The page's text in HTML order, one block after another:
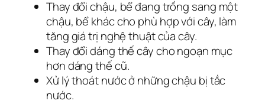
Thay đổi chậu, bể đang trồng sang một
chậu, bể khác cho phù hợp với cây, làm
tăng giá trị nghệ thuật của cây.
Thay đổi dáng thế cây cho ngoạn mục
hơn dáng thế cũ.
Xử lý thoát nước ở những chậu bị tắc
nước.